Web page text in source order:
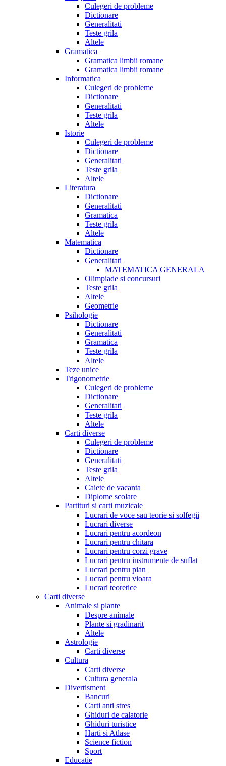
Culegeri de probleme
Dictionare
Generalitati
Teste grila
Altele
Gramatica
Gramatica limbii romane
Gramatica limbii romane
Informatica
Culegeri de probleme
Dictionare
Generalitati
Teste grila
Altele
Istorie
Culegeri de probleme
Dictionare
Generalitati
Teste grila
Altele
Literatura
Dictionare
Generalitati
Gramatica
Teste grila
Altele
Matematica
Dictionare
Generalitati
MATEMATICA GENERALA
Olimpiade si concursuri
Teste grila
Altele
Geometrie
Psihologie
Dictionare
Generalitati
Gramatica
Teste grila
Altele
Teze unice
Trigonometrie
Culegeri de probleme
Dictionare
Generalitati
Teste grila
Altele
Carti diverse
Culegeri de probleme
Dictionare
Generalitati
Teste grila
Altele
Caiete de vacanta
Diplome scolare
Partituri si carti muzicale
Lucrari de voce sau teorie si solfegii
Lucrari diverse
Lucrari pentru acordeon
Lucrari pentru chitara
Lucrari pentru corzi grave
Lucrari pentru instrumente de suflat
Lucrari pentru pian
Lucrari pentru vioara
Lucrari teoretice
Carti diverse
Animale si plante
Despre animale
Plante si gradinarit
Altele
Astrologie
Carti diverse
Cultura
Carti diverse
Cultura generala
Divertisment
Bancuri
Carti anti stres
Ghiduri de calatorie
Ghiduri turistice
Harti si Atlase
Science fiction
Sport
Educatie